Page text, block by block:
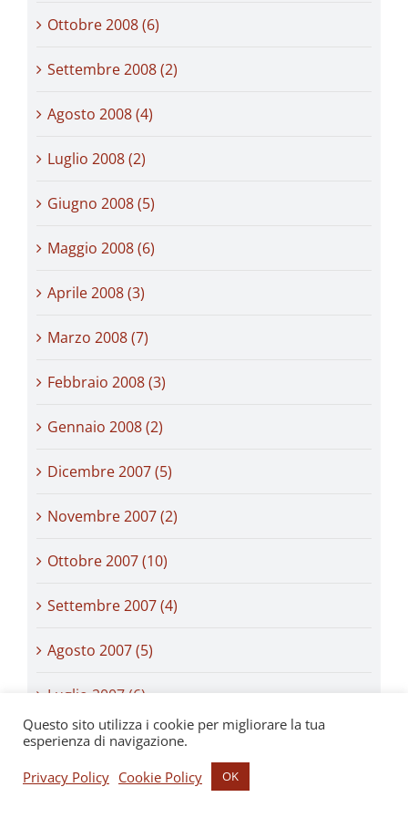
Ottobre 2008 (6)
Settembre 2008 (2)
Agosto 2008 (4)
Luglio 2008 (2)
Giugno 2008 (5)
Maggio 2008 (6)
Aprile 2008 (3)
Marzo 2008 (7)
Febbraio 2008 (3)
Gennaio 2008 (2)
Dicembre 2007 (5)
Novembre 2007 (2)
Ottobre 2007 (10)
Settembre 2007 (4)
Agosto 2007 (5)
Luglio 2007 (6)
Giugno 2007 (6)
Maggio 2007 (3)
Questo sito utilizza i cookie per migliorare la tua
esperienza di navigazione.
Privacy Policy Cookie Policy OK